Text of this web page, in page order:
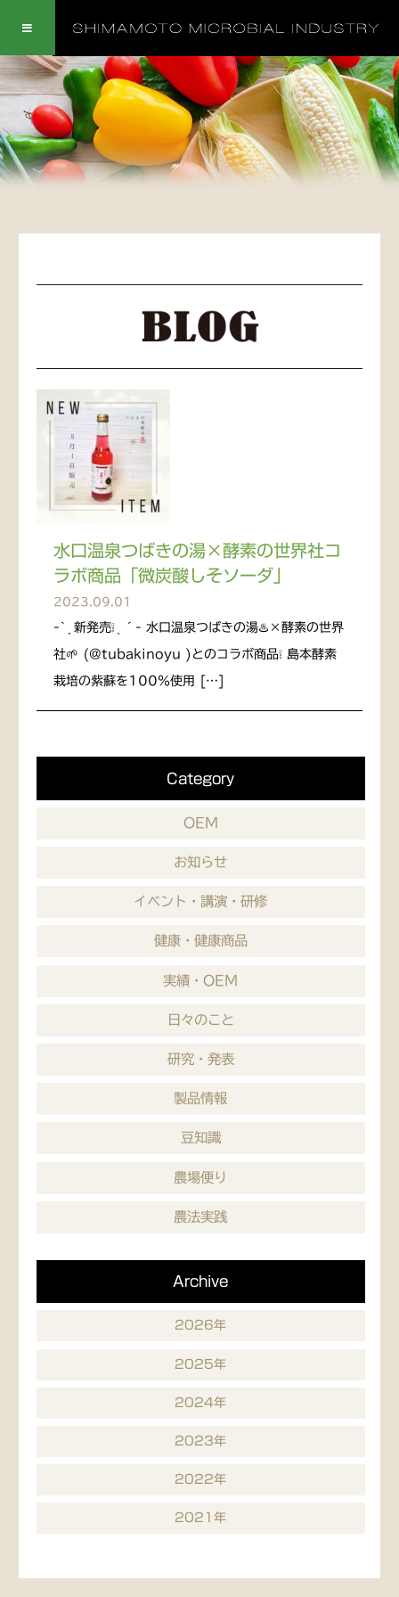
水口温泉つばきの湯×酵素の世界社コ
ラボ商品「微炭酸しそソーダ」
2023.09.01
-` ̗ 新発売❕ ̖ ´- 水口温泉つばきの湯♨️×酵素の世界
社🌱 (@tubakinoyu )とのコラボ商品❕ 島本酵素
栽培の紫蘇を100％使用 […]
Category
OEM
お知らせ
イベント・講演・研修
健康・健康商品
実績・OEM
日々のこと
研究・発表
製品情報
豆知識
農場便り
農法実践
Archive
2026年
2025年
2024年
2023年
2022年
2021年